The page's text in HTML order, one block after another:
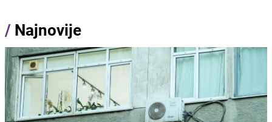
/ Najnovije